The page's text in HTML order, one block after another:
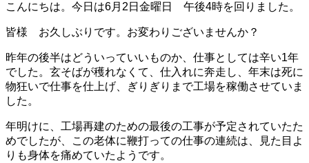
こんにちは。今日は6月2日金曜日 午後4時を回りました。
皆様 お久しぶりです。お変わりございませんか？
昨年の後半はどういっていいものか、仕事としては辛い1年
でした。玄そばが穫れなくて、仕入れに奔走し、年末は死に
物狂いで仕事を仕上げ、ぎりぎりまで工場を稼働させていま
した。
年明けに、工場再建のための最後の工事が予定されていたた
めでしたが、この老体に鞭打っての仕事の連続は、見た目よ
りも身体を痛めていたようです。